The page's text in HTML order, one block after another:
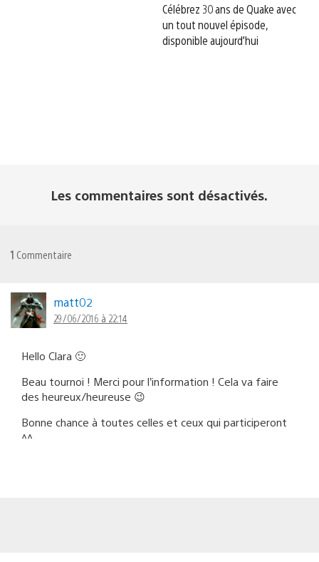
Célébrez 30 ans de Quake avec
un tout nouvel épisode,
disponible aujourd’hui
Les commentaires sont désactivés.
1 Commentaire
matt02
29/06/2016 à 22:14
Hello Clara 🙂
Beau tournoi ! Merci pour l’information ! Cela va faire
des heureux/heureuse 😉
Bonne chance à toutes celles et ceux qui participeront
^^